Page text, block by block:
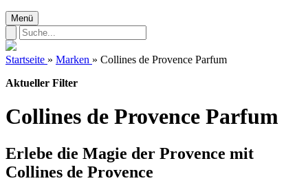
Menü
Startseite » Marken » Collines de Provence Parfum
Aktueller Filter
Collines de Provence Parfum
Erlebe die Magie der Provence mit
Collines de Provence